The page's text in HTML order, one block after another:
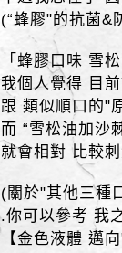
(“蜂膠"的抗菌&
「蜂膠口味 雪
我個人覺得 目
跟 類似順口的"
而 “雪松油加沙
就會相對 比較
(關於"其他三種
.你可以參考 我
【金色液體 邁